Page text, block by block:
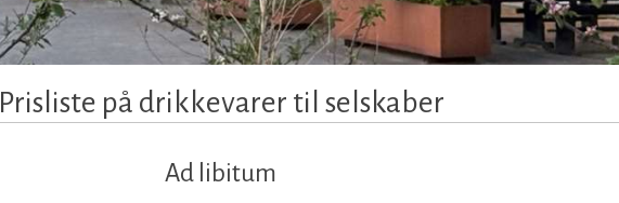
Prisliste på drikkevarer til selskaber
Ad libitum